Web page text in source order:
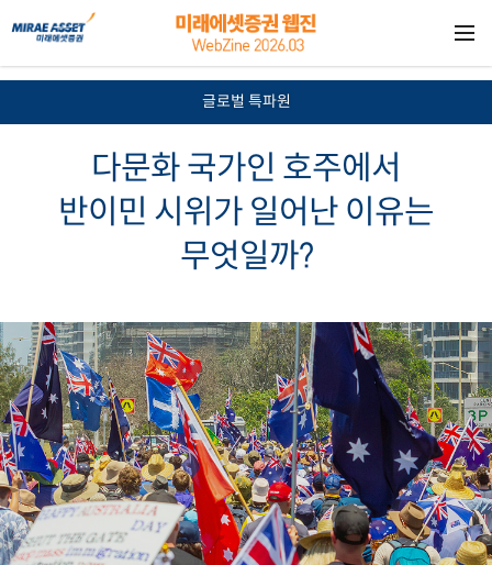
글로벌 특파원
다문화 국가인 호주에서
반이민 시위가 일어난 이유는
무엇일까?